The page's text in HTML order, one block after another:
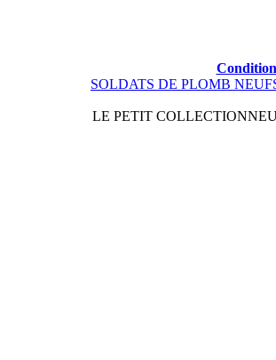
SOLDATS DE PLOMB
LE PETIT